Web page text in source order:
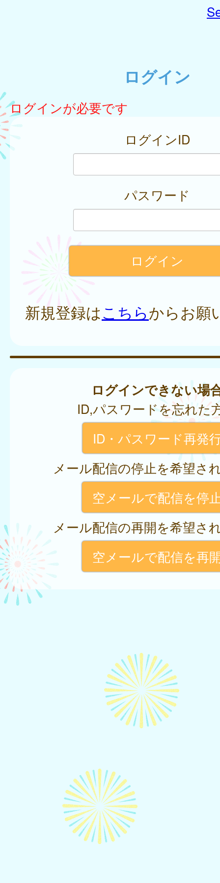
ログイン
ログインが必要です
ログインID
パスワード
新規登録はこちらからお願
ログインできない場
ID,パスワードを忘れた
ID・パスワード再発
メール配信の停止を希望さ
空メールで配信を停
メール配信の再開を希望さ
空メールで配信を再